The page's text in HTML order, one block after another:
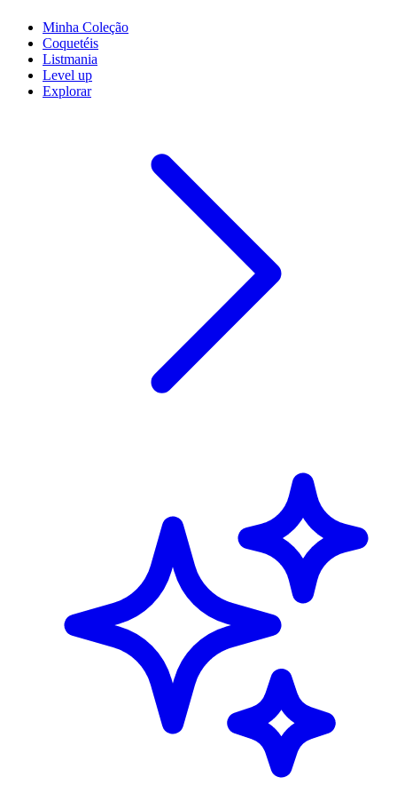
Minha Coleção
Coquetéis
Listmania
Level up
Explorar